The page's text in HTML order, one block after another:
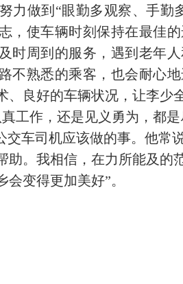
力做到“眼勤多观察、手勤
，使车辆时刻保持在最佳
时周到的服务，遇到老年
不熟悉的乘客，也会耐心
、良好的车辆状况，让李少
工作，还是见义勇为，都
交车司机应该做的事。他常
助。我相信，在力所能及的
变得更加美好”。